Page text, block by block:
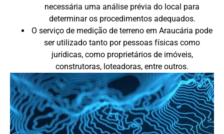
necessária uma análise prévia do local para
determinar os procedimentos adequados.
O serviço de medição de terreno em Araucária pode
ser utilizado tanto por pessoas físicas como
jurídicas, como proprietários de imóveis,
construtoras, loteadoras, entre outros.